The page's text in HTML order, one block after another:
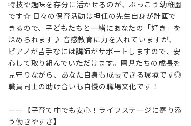
特技や趣味を存分に活かせるのが、ぶっこう幼稚園
です☆ 日々の保育活動は担任の先生自身が計画で
きるので、子どもたちと一緒にあなたの「好き」を
深められます♪ 音感教育に力を入れていますが、
ピアノが苦手なには講師がサポートしますので、安
心して取り組んでいただけます。園児たちの成長を
見守りながら、あなた自身も成長できる環境です◎
職員同士の助け合いも自慢の職場文化です！
ーー【子育て中でも安心！ライフステージに寄り添
う働きやすさ】